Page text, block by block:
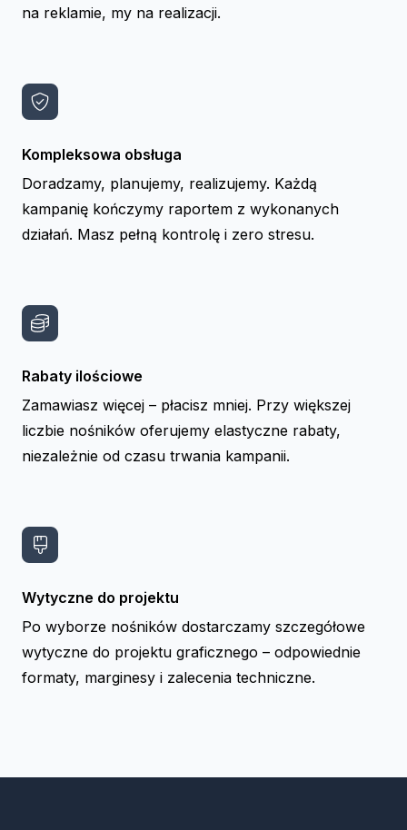
na reklamie, my na realizacji.
Kompleksowa obsługa
Doradzamy, planujemy, realizujemy. Każdą
kampanię kończymy raportem z wykonanych
działań. Masz pełną kontrolę i zero stresu.
Rabaty ilościowe
Zamawiasz więcej – płacisz mniej. Przy większej
liczbie nośników oferujemy elastyczne rabaty,
niezależnie od czasu trwania kampanii.
Wytyczne do projektu
Po wyborze nośników dostarczamy szczegółowe
wytyczne do projektu graficznego – odpowiednie
formaty, marginesy i zalecenia techniczne.